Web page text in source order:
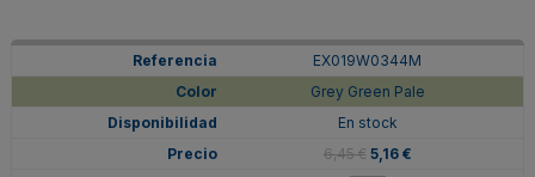
EX019W0344M
Grey Green Pale
En stock
6,45 € 5,16 €